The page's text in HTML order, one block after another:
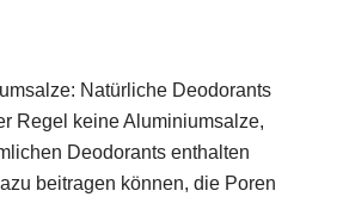
Natürliche Deodorants
Regel keine Aluminiumsalze,
Deodorants enthalten
beitragen können, die Poren